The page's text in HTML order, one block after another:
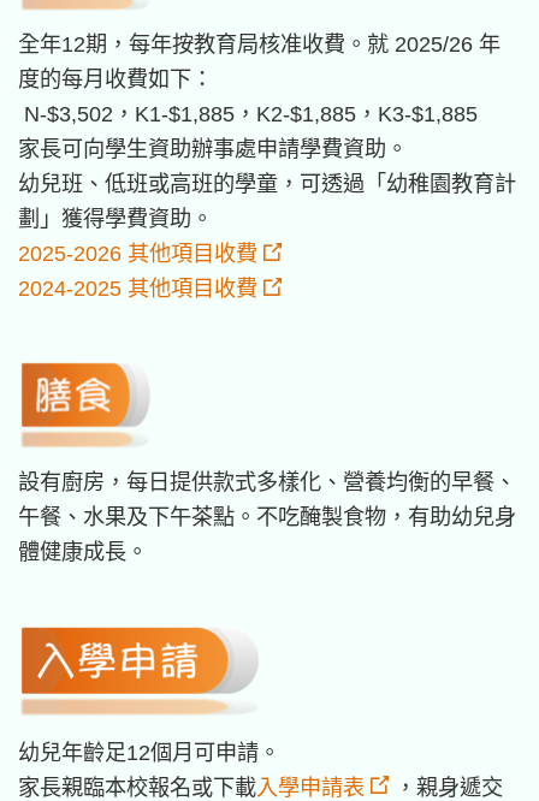
全年12期，每年按教育局核准收費。就 2025/26 年
度的每月收費如下：
N-$3,502，K1-$1,885，K2-$1,885，K3-$1,885
家長可向學生資助辦事處申請學費資助。
幼兒班、低班或高班的學童，可透過「幼稚園教育計
劃」獲得學費資助。
2025-2026 其他項目收費
2024-2025 其他項目收費
設有廚房，每日提供款式多樣化、營養均衡的早餐、
午餐、水果及下午茶點。不吃醃製食物，有助幼兒身
體健康成長。
幼兒年齡足12個月可申請。
家長親臨本校報名或下載入學申請表
，親身遞交